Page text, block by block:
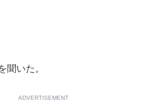
いた。
ADVERTISEMENT